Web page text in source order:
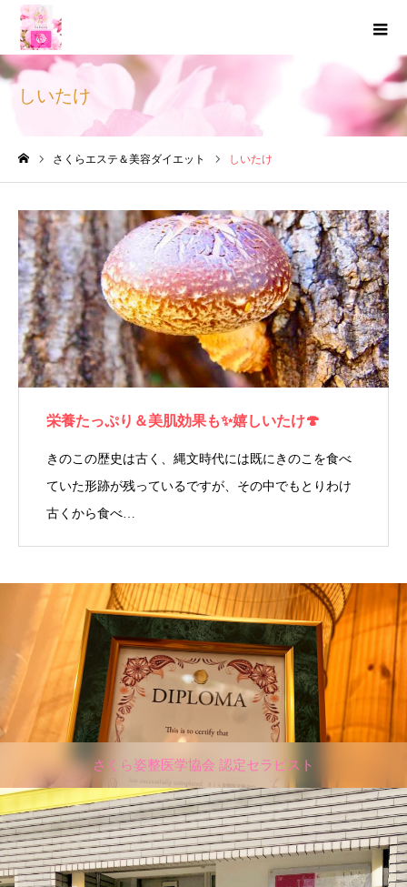
しいたけ
さくらエステ＆美容ダイエット しいたけ
栄養たっぷり＆美肌効果も✨嬉しいたけ🍄
きのこの歴史は古く、縄文時代には既にきのこを食べ
ていた形跡が残っているですが、その中でもとりわけ
古くから食べ…
さくら姿整医学協会 認定セラピスト